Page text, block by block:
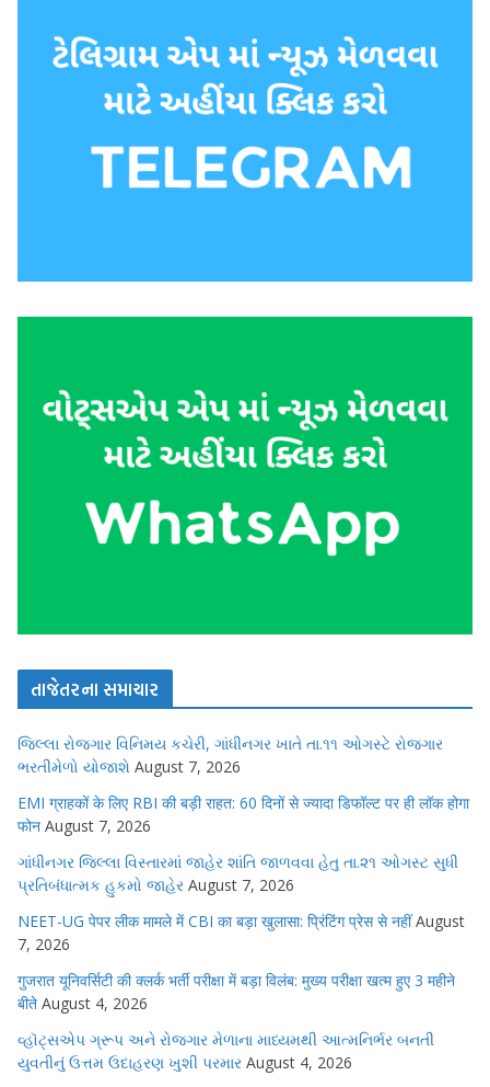
તાજેતરના સમાચાર
જિલ્લા રોજગાર વિનિમય કચેરી, ગાંધીનગર ખાતે તા.૧૧ ઓગસ્ટે રોજગાર
ભરતીમેળો યોજાશે August 7, 2026
EMI ग्राहकों के लिए RBI की बड़ी राहत: 60 दिनों से ज्यादा डिफॉल्ट पर ही लॉक होगा
फोन August 7, 2026
ગાંધીનગર જિલ્લા વિસ્તારમાં જાહેર શાંતિ જાળવવા હેતુ તા.૨૧ ઓગસ્ટ સુધી
પ્રતિબંધાત્મક હુકમો જાહેર August 7, 2026
NEET-UG पेपर लीक मामले में CBI का बड़ा खुलासा: प्रिंटिंग प्रेस से नहीं August
7, 2026
गुजरात यूनिवर्सिटी की क्लर्क भर्ती परीक्षा में बड़ा विलंब: मुख्य परीक्षा खत्म हुए 3 महीने
बीते August 4, 2026
વ્હૉટ્સએપ ગ્રૂપ અને રોજગાર મેળાના માધ્યમથી આત્મનિર્ભર બનતી
યુવતીનું ઉત્તમ ઉદાહરણ ખુશી પરમાર August 4, 2026